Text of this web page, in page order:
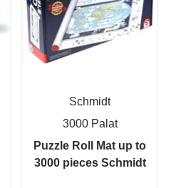
Schmidt
3000 Palat
Puzzle Roll Mat up to
3000 pieces Schmidt